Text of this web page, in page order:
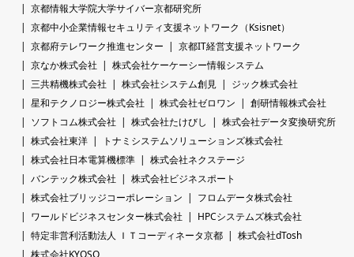
京都情報大学院大学サイバー京都研究所
京都中小企業情報セキュリティ支援ネットワーク（Ksisnet）
京都府テレワーク推進センター
京都IT経営支援ネットワーク
京なか株式会社
株式会社ケーケーシー情報システム
三共精機株式会社
株式会社システム創見
ジック株式会社
星和テクノロジー株式会社
株式会社ゼロワン
創研情報株式会社
ソフトコム株式会社
株式会社たけびし
株式会社データ変換研究所
株式会社東洋
トナミシステムソリューションズ株式会社
株式会社日本電算機標準
株式会社ネクステージ
バンテック株式会社
株式会社ビジネスポート
株式会社ブリッジコーポレーション
フロムデータ株式会社
ワールドビジネスセンター株式会社
HPCシステムズ株式会社
特定非営利活動法人 ＩＴコーディネータ京都
株式会社dTosh
株式会社KYOSO